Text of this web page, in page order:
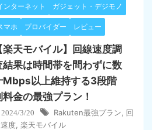
ンターネット ガジェット・デジモノ
マホ プロバイダー レビュー
楽天モバイル】回線速度調
結果は時間帯を問わずに数
Mbps以上維持する3段階
料金の最強プラン！
2024/3/20 Rakuten最強プラン
回
度 楽天モバイル